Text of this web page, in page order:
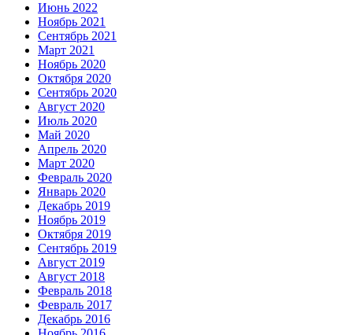
Июнь 2022
Ноябрь 2021
Сентябрь 2021
Март 2021
Ноябрь 2020
Октября 2020
Сентябрь 2020
Август 2020
Июль 2020
Май 2020
Апрель 2020
Март 2020
Февраль 2020
Январь 2020
Декабрь 2019
Ноябрь 2019
Октября 2019
Сентябрь 2019
Август 2019
Август 2018
Февраль 2018
Февраль 2017
Декабрь 2016